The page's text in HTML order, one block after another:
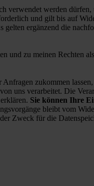
verwendet werden
und gilt bis auf
ergänzend die
und zu meinen Rechten
zukommen
uns verarbeitet. Die
Sie können Ihre
bleibt vom
Zweck für die